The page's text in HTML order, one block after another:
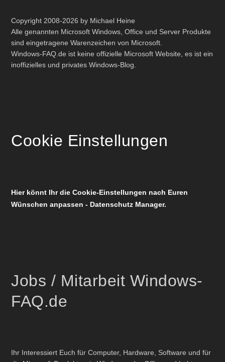
Copyright 2008-2026 by Michael Heine
Alle genannten Microsoft Windows, Office und Server Produkte
sind eingetragene Warenzeichen von Microsoft.
Windows-FAQ.de ist keine offizielle Microsoft Website, es ist ein
inoffizielles und privates Windows-Blog.
Cookie Einstellungen
Hier könnt Ihr die Cookie-Einstellungen nach Euren
Wünschen anpassen - Datenschutz Manager.
Jobs / Mitarbeit Windows-
FAQ.de
Ihr Interessiert Euch für Computer, Hardware, Software und für